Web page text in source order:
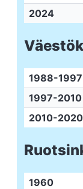
2024
1988-1997
1997-2010
2010-2020
1960